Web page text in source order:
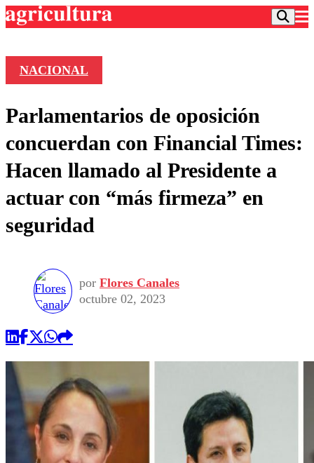
Frecuencias
Agricultura TV
Deportes
Colo Colo
Motor
Otros Deportes
Seleccion Chilena
Universidad Católica
Universidad de Chile
Entretención
Noticias
Dato Practico
Economía
Política
Sustentabilidad
Vida Social
Publicaciones en medios
Comercial
NACIONAL
Parlamentarios de oposición
concuerdan con Financial Times:
Hacen llamado al Presidente a
actuar con “más firmeza” en
seguridad
por Flores Canales
octubre 02, 2023